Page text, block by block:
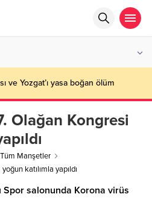
ve Yozgat’ı yasa boğan ölüm
Olağan Kongresi
Tüm Manşetler
katılımla yapıldı
Spor salonunda Korona virüs